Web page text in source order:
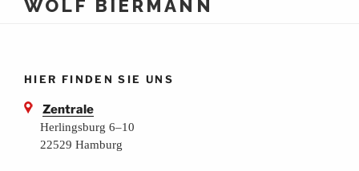
WOLF BIERMANN
HIER FINDEN SIE UNS
Zentrale
Herlingsburg 6–10
22529 Hamburg